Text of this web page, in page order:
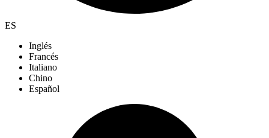
ES
Inglés
Francés
Italiano
Chino
Español